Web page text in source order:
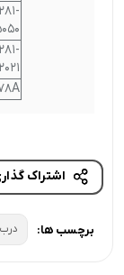
اشتراک
برچسب ها: